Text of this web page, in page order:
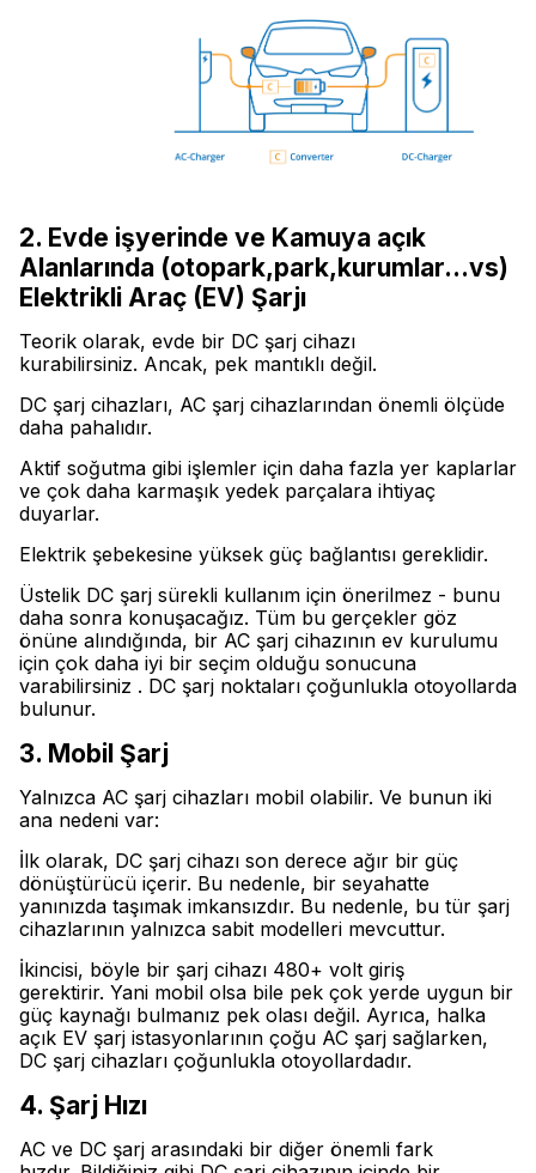
2. Evde işyerinde ve Kamuya açık
Alanlarında (otopark,park,kurumlar...vs)
Elektrikli Araç (EV) Şarjı
Teorik olarak, evde bir DC şarj cihazı
kurabilirsiniz. Ancak, pek mantıklı değil.
DC şarj cihazları, AC şarj cihazlarından önemli ölçüde
daha pahalıdır.
Aktif soğutma gibi işlemler için daha fazla yer kaplarlar
ve çok daha karmaşık yedek parçalara ihtiyaç
duyarlar.
Elektrik şebekesine yüksek güç bağlantısı gereklidir.
Üstelik DC şarj sürekli kullanım için önerilmez - bunu
daha sonra konuşacağız. Tüm bu gerçekler göz
önüne alındığında, bir AC şarj cihazının ev kurulumu
için çok daha iyi bir seçim olduğu sonucuna
varabilirsiniz . DC şarj noktaları çoğunlukla otoyollarda
bulunur.
3. Mobil Şarj
Yalnızca AC şarj cihazları mobil olabilir. Ve bunun iki
ana nedeni var:
İlk olarak, DC şarj cihazı son derece ağır bir güç
dönüştürücü içerir. Bu nedenle, bir seyahatte
yanınızda taşımak imkansızdır. Bu nedenle, bu tür şarj
cihazlarının yalnızca sabit modelleri mevcuttur.
İkincisi, böyle bir şarj cihazı 480+ volt giriş
gerektirir. Yani mobil olsa bile pek çok yerde uygun bir
güç kaynağı bulmanız pek olası değil. Ayrıca, halka
açık EV şarj istasyonlarının çoğu AC şarj sağlarken,
DC şarj cihazları çoğunlukla otoyollardadır.
4. Şarj Hızı
AC ve DC şarj arasındaki bir diğer önemli fark